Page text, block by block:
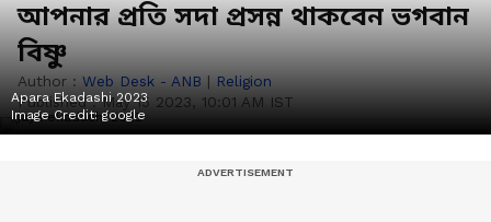
আপনার প্রতি সদা প্রসন্ন থাকবেন ভগবান
বিষ্ণু
Author : Web Desk - ANB | Religion
Published :May 15 2023, 10:01 AM IST
Apara Ekadashi 2023
Image Credit:google